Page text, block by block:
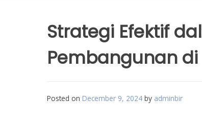
Strategi Efektif
Pembangunan
Posted on December 9, 2024 by adminbir